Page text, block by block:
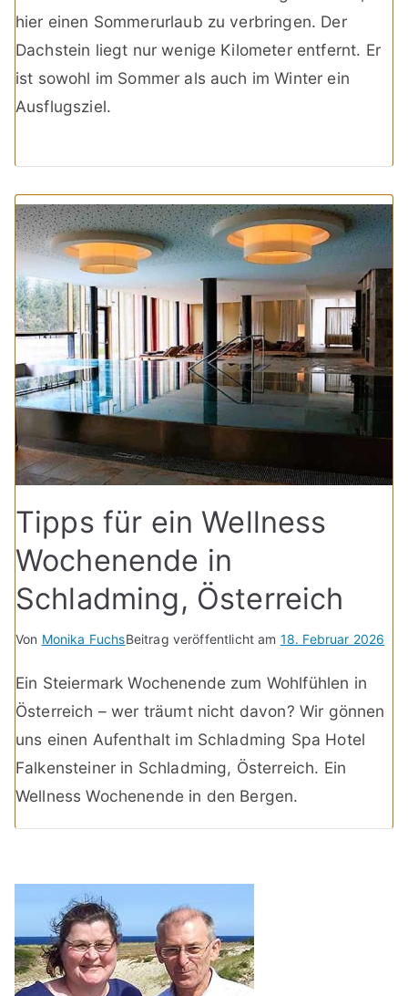
hier einen Sommerurlaub zu verbringen. Der
Dachstein liegt nur wenige Kilometer entfernt. Er
ist sowohl im Sommer als auch im Winter ein
Ausflugsziel.
Tipps für ein Wellness
Wochenende in
Schladming, Österreich
Von Monika FuchsBeitrag veröffentlicht am 18. Februar 2026
Ein Steiermark Wochenende zum Wohlfühlen in
Österreich – wer träumt nicht davon? Wir gönnen
uns einen Aufenthalt im Schladming Spa Hotel
Falkensteiner in Schladming, Österreich. Ein
Wellness Wochenende in den Bergen.